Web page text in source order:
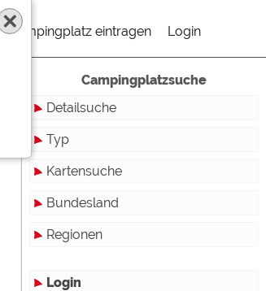
Campingplatz eintragen Login
Campingplatzsuche
Detailsuche
Typ
Touristikstellplätze
Dauerstellplätze
Reisemobilstellplätze
Kartensuche
Bundesland
Baden-Württemberg
Regionen
Login